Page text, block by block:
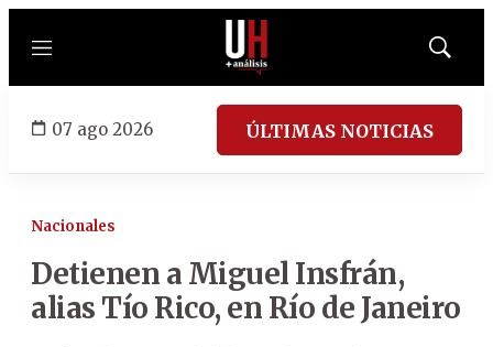
Menú
Mostrar
07 ago 2026 ÚLTIMAS NOTICIAS
Nacionales
Detienen a Miguel Insfrán,
alias Tío Rico, en Río de Janeiro